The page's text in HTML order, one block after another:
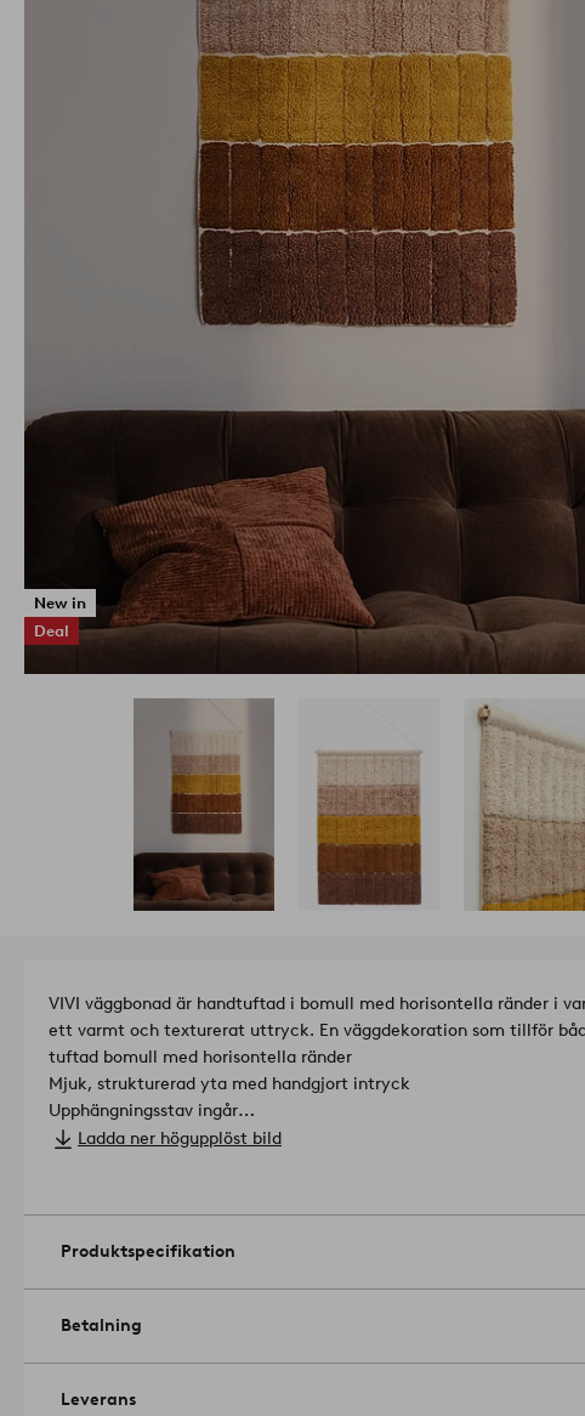
New in
Deal
VIVI väggbonad är handtuftad i bomull med horisontella ränder i
ett varmt och texturerat uttryck. En väggdekoration som tillför
tuftad bomull med horisontella ränder
Mjuk, strukturerad yta med handgjort intryck
Upphängningsstav ingår
Passar i vardagsrum, sovrum och hall
Höjd 100 cm.
Bredd: 70 cm.Skötselråd: Torkas av med lätt fuktad trasa.
Ladda ner högupplöst bild
Produktspecifikation
Betalning
Leverans